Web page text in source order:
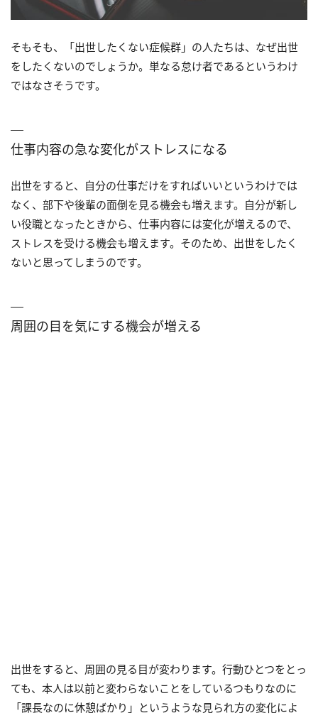
そもそも、「出世したくない症候群」の人たちは、なぜ出世
をしたくないのでしょうか。単なる怠け者であるというわけ
ではなさそうです。
仕事内容の急な変化がストレスになる
出世をすると、自分の仕事だけをすればいいというわけでは
なく、部下や後輩の面倒を見る機会も増えます。自分が新し
い役職となったときから、仕事内容には変化が増えるので、
ストレスを受ける機会も増えます。そのため、出世をしたく
ないと思ってしまうのです。
周囲の目を気にする機会が増える
出世をすると、周囲の見る目が変わります。行動ひとつをとっ
ても、本人は以前と変わらないことをしているつもりなのに
「課長なのに休憩ばかり」というような見られ方の変化によ